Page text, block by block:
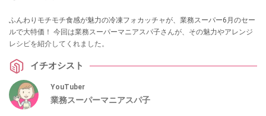
ふんわりモチモチ食感が魅力の冷凍フォカッチャが、業務スーパー6月のセー
ルで大特価！ 今回は業務スーパーマニアスパ子さんが、その魅力やアレンジ
レシピを紹介してくれました。
イチオシスト
YouTuber
業務スーパーマニアスパ子